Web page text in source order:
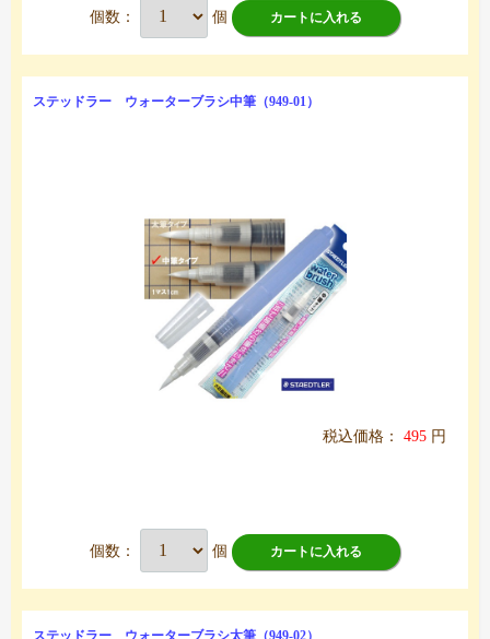
個数： 個 カートに入れる
ステッドラー ウォーターブラシ中筆（949-01）
税込価格： 495 円
個数： 個 カートに入れる
ステッドラー ウォーターブラシ太筆（949-02）